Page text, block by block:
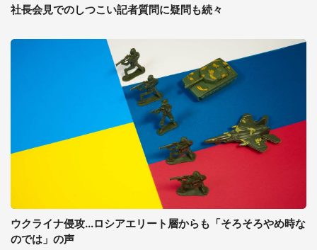
社長会見でのしつこい記者質問に疑問も続々
ウクライナ侵攻...ロシアエリート層からも「そろそろやめ時な
のでは」の声